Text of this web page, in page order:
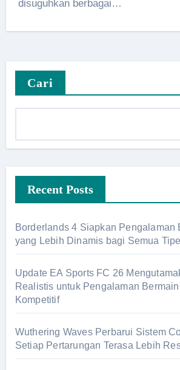
disuguhkan berbagai…
Cari
Recent Posts
Borderlands 4 Siapkan Pengalaman
yang Lebih Dinamis bagi Semua
Update EA Sports FC 26
Realistis untuk Pengalaman
Kompetitif
Wuthering Waves Perbarui Sistem
Setiap Pertarungan Terasa Lebih